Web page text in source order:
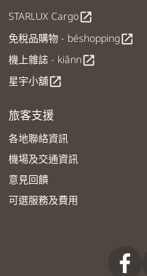
STARLUX Cargoopen_in_new
免稅品購物 - béshoppingopen_in_new
機上雜誌 - kiânnopen_in_new
星宇小舖open_in_new
旅客支援
各地聯絡資訊
機場及交通資訊
意見回饋
可選服務及費用